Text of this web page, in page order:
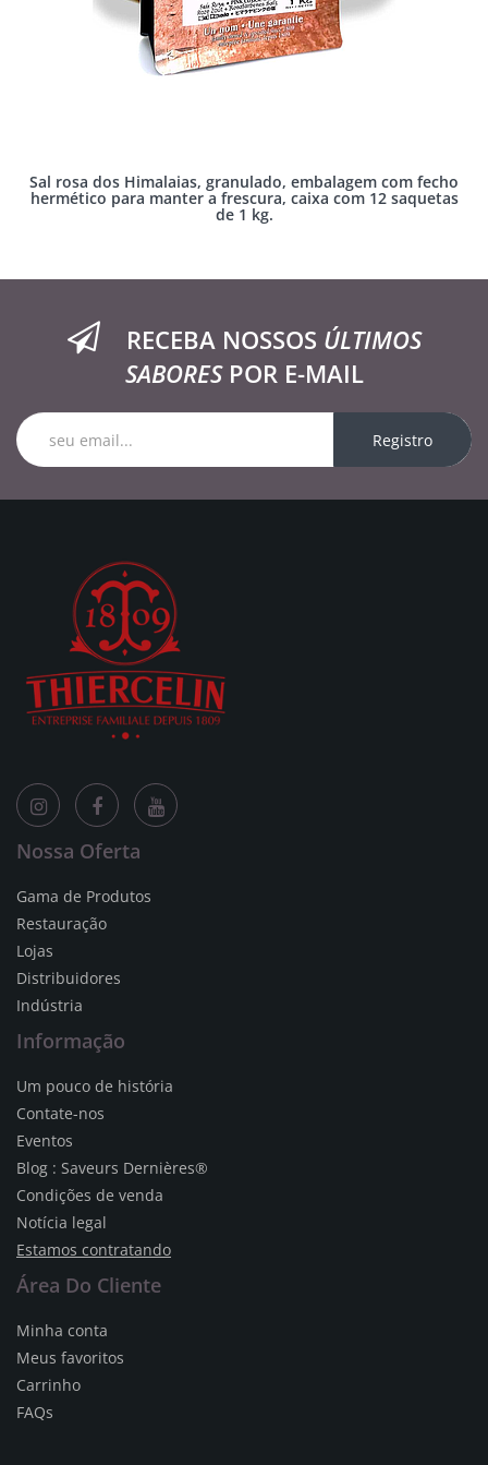
Sal rosa dos Himalaias, granulado, embalagem com fecho
hermético para manter a frescura, caixa com 12 saquetas
de 1 kg.
RECEBA NOSSOS ÚLTIMOS
SABORESPOR E-MAIL
Registro
Nossa Oferta
Gama de Produtos
Restauração
Lojas
Distribuidores
Indústria
Informação
Um pouco de história
Contate-nos
Eventos
Blog : Saveurs Dernières®
Condições de venda
Notícia legal
Estamos contratando
Área Do Cliente
Minha conta
Meus favoritos
Carrinho
FAQs